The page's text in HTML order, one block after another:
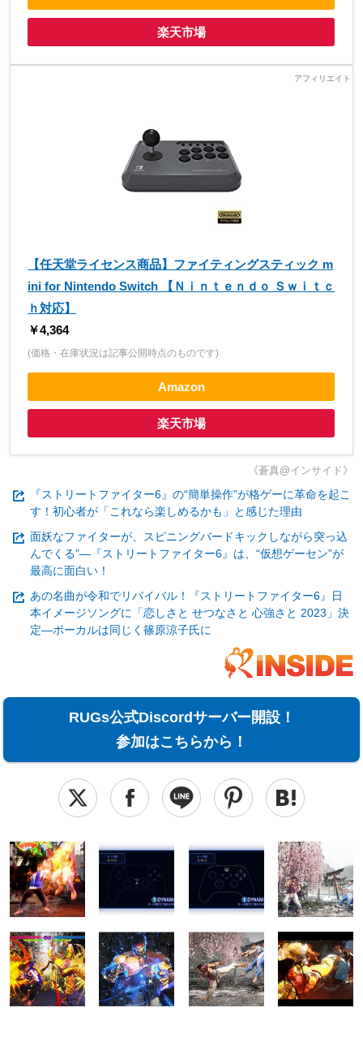
楽天市場
【任天堂ライセンス商品】ファイティングスティック m
ini for Nintendo Switch 【Ｎｉｎｔｅｎｄｏ Ｓｗｉｔｃ
ｈ対応】
￥4,364
(価格・在庫状況は記事公開時点のものです)
Amazon
楽天市場
《蒼真@インサイド》
『ストリートファイター6』の“簡単操作”が格ゲーに革命を起こ
す！初心者が「これなら楽しめるかも」と感じた理由
面妖なファイターが、スピニングバードキックしながら突っ込
んでくる”―『ストリートファイター6』は、“仮想ゲーセン”が
最高に面白い！
あの名曲が令和でリバイバル！『ストリートファイター6』日
本イメージソングに「恋しさと せつなさと 心強さと 2023」決
定―ボーカルは同じく篠原涼子氏に
RUGs公式Discordサーバー開設！
参加はこちらから！